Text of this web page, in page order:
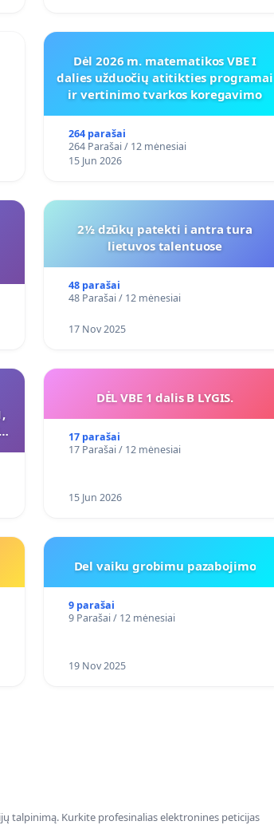
Dėl 2026 m. matematikos VBE I
dalies užduočių atitikties programai
ir vertinimo tvarkos koregavimo
264 parašai
264 Parašai / 12 mėnesiai
15 Jun 2026
2½ dzūkų patekti i antra tura
lietuvos talentuose
48 parašai
48 Parašai / 12 mėnesiai
17 Nov 2025
DĖL VBE 1 dalis B LYGIS.
17 parašai
17 Parašai / 12 mėnesiai
15 Jun 2026
Del vaiku grobimu pazabojimo
9 parašai
9 Parašai / 12 mėnesiai
19 Nov 2025
talpinimą. Kurkite profesinalias elektronines peticijas